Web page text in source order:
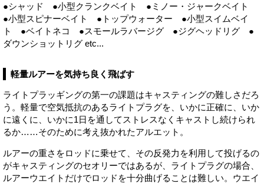
●シャッド ●小型クランクベイト ●ミノー・ジャークベイト
●小型スピナーベイト ●トップウォーター ●小型スイムベイ
ト ●ベイトネコ ●スモールラバージグ ●ジグヘッドリグ ●
ダウンショットリグ etc...
軽量ルアーを気持ち良く飛ばす
ライトプラッギングの第一の課題はキャスティングの難しさだろ
う。軽量で空気抵抗のあるライトプラグを、いかに正確に、いか
に遠くに、いかに1日を通してストレスなくキャストし続けられ
るか……そのために考え抜かれたアルエット。
ルアーの重さをロッドに乗せて、その反発力を利用して投げるの
がキャスティングのセオリーではあるが、ライトプラグの場合、
ルアーウエイトだけでロッドを十分曲げることは難しい。ウエイ